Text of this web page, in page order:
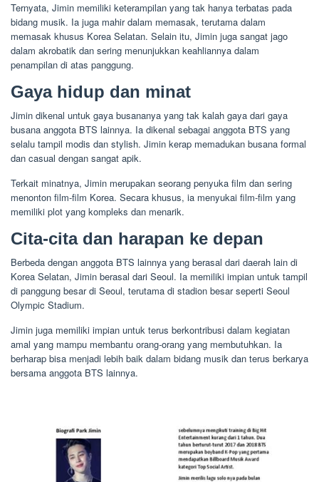
Ternyata, Jimin memiliki keterampilan yang tak hanya terbatas pada
bidang musik. Ia juga mahir dalam memasak, terutama dalam
memasak khusus Korea Selatan. Selain itu, Jimin juga sangat jago
dalam akrobatik dan sering menunjukkan keahliannya dalam
penampilan di atas panggung.
Gaya hidup dan minat
Jimin dikenal untuk gaya busananya yang tak kalah gaya dari gaya
busana anggota BTS lainnya. Ia dikenal sebagai anggota BTS yang
selalu tampil modis dan stylish. Jimin kerap memadukan busana formal
dan casual dengan sangat apik.
Terkait minatnya, Jimin merupakan seorang penyuka film dan sering
menonton film-film Korea. Secara khusus, ia menyukai film-film yang
memiliki plot yang kompleks dan menarik.
Cita-cita dan harapan ke depan
Berbeda dengan anggota BTS lainnya yang berasal dari daerah lain di
Korea Selatan, Jimin berasal dari Seoul. Ia memiliki impian untuk tampil
di panggung besar di Seoul, terutama di stadion besar seperti Seoul
Olympic Stadium.
Jimin juga memiliki impian untuk terus berkontribusi dalam kegiatan
amal yang mampu membantu orang-orang yang membutuhkan. Ia
berharap bisa menjadi lebih baik dalam bidang musik dan terus berkarya
bersama anggota BTS lainnya.